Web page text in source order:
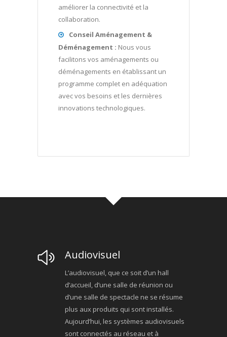
améliorer la connectivité et la
collaboration.
Conseil Aménagement &
Déménagement : Nous vous
facilitons vos aménagements ou
déménagements en établissant un
programme complet en adéquation
avec vos besoins et les dernières
innovations technologiques.
Audiovisuel
L’audiovisuel, que ce soit d’un hall
d’accueil, d’une salle de réunion ou
d’une salle de spectacle ne se résume
plus aux produits qui sont installés.
Aujourd’hui, les systèmes audiovisuels
sont connectés au réseau et à